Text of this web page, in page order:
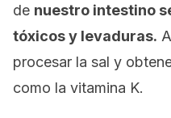
de nuestro intestino
tóxicos y levaduras.
procesar la sal y
como la vitamina K.